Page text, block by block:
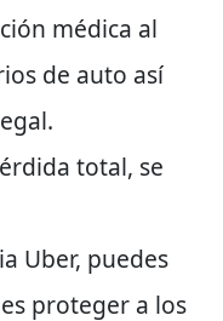
médica al
de auto así
total, se
Uber, puedes
proteger a los